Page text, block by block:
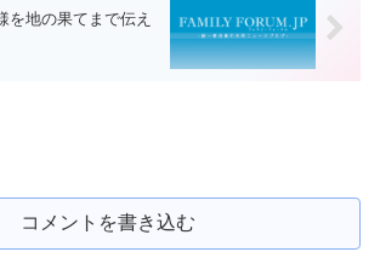
を地の果てまで伝え
コメントを書き込む